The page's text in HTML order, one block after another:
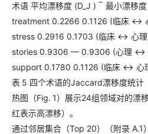
术语 平均漂移度 (D_J ) ‾ 最小漂移
treatment 0.2266 0.1126 (临床 ↔
stress 0.2916 0.1703 (临床 ↔ 心
stories 0.9306 — 0.9306 (心理 ↔
support 0.1780 0.1126 (临床 ↔
表 5 四个术语的Jaccard漂移度统计
热图（Fig. 1）展示24组领域对的漂
红表示高漂移）。
通过邻居集合（Top 20）（附录 A.1